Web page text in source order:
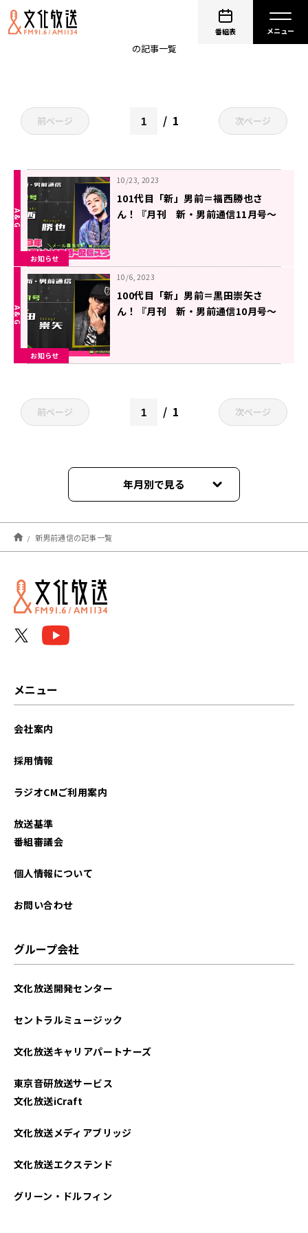
番組表
の記事一覧
前ページ 1 次ページ
お知らせ
10/23, 2023
101代目「新」男前＝福西勝也さ
ん！『月刊 新・男前通信11月号～
お知らせ
10/6, 2023
100代目「新」男前＝黒田崇矢さ
ん！『月刊 新・男前通信10月号～
前ページ 1 次ページ
年月別で見る
2026年07月
2026年06月
2026年05月
2025年08月
2025年05月
2024年12月
2024年11月
2024年10月
新男前通信の記事一覧
メニュー
会社案内
採用情報
ラジオCMご利用案内
放送基準
番組審議会
個人情報について
お問い合わせ
グループ会社
文化放送開発センター
セントラルミュージック
文化放送キャリアパートナーズ
東京音研放送サービス
文化放送iCraft
文化放送メディアブリッジ
文化放送エクステンド
グリーン・ドルフィン